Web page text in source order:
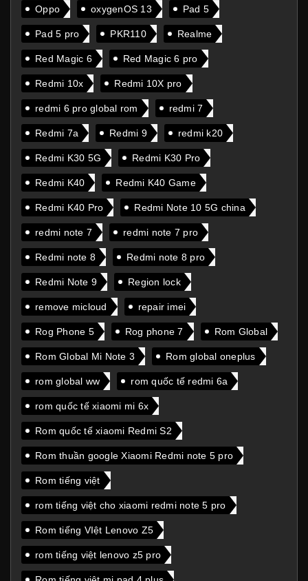
Oppo oxygenOS 13 Pad 5
Pad 5 pro PKR110 Realme
Red Magic 6 Red Magic 6 pro
Redmi 10x Redmi 10X pro
redmi 6 pro global rom redmi 7
Redmi 7a Redmi 9 redmi k20
Redmi K30 5G Redmi K30 Pro
Redmi K40 Redmi K40 Game
Redmi K40 Pro Redmi Note 10 5G china
redmi note 7 redmi note 7 pro
Redmi note 8 Redmi note 8 pro
Redmi Note 9 Region lock
remove micloud repair imei
Rog Phone 5 Rog phone 7 Rom Global
Rom Global Mi Note 3 Rom global oneplus
rom global ww rom quốc tế redmi 6a
rom quốc tế xiaomi mi 6x
Rom quốc tế xiaomi Redmi S2
Rom thuần google Xiaomi Redmi note 5 pro
Rom tiếng việt
rom tiếng việt cho xiaomi redmi note 5 pro
Rom tiếng VIệt Lenovo Z5
rom tiếng việt lenovo z5 pro